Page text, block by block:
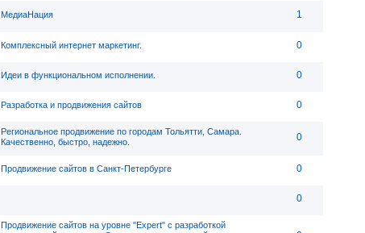
МедиаНация 1
Комплексный интернет маркетинг. 0
Идеи в функциональном исполнении. 0
Разработка и продвижения сайтов 0
Региональное продвижение по городам Тольятти, Самара.
Качественно, быстро, надежно.
0
Продвижение сайтов в Санкт-Петербурге 0
0
Продвижение сайтов на уровне "Expert" с разработкой